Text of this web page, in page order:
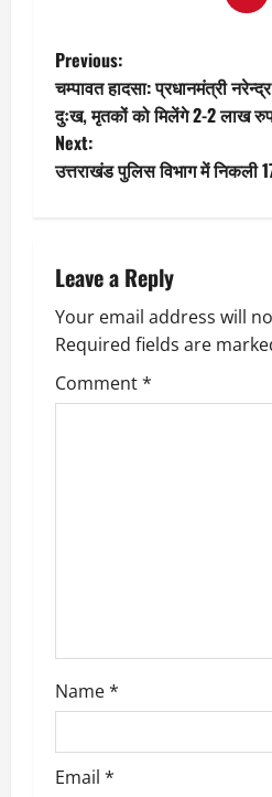
P
o
s
a
v
i
n
Previous:
चम्पावत हादसा: प्रधानमंत्री
दुःख, मृतकों को मिलेंगे 2-2 लाख
Next:
उत्तराखंड पुलिस विभाग में निकली
Leave a Reply
Your email address will
Required fields are
Comment*
Name*
Email *